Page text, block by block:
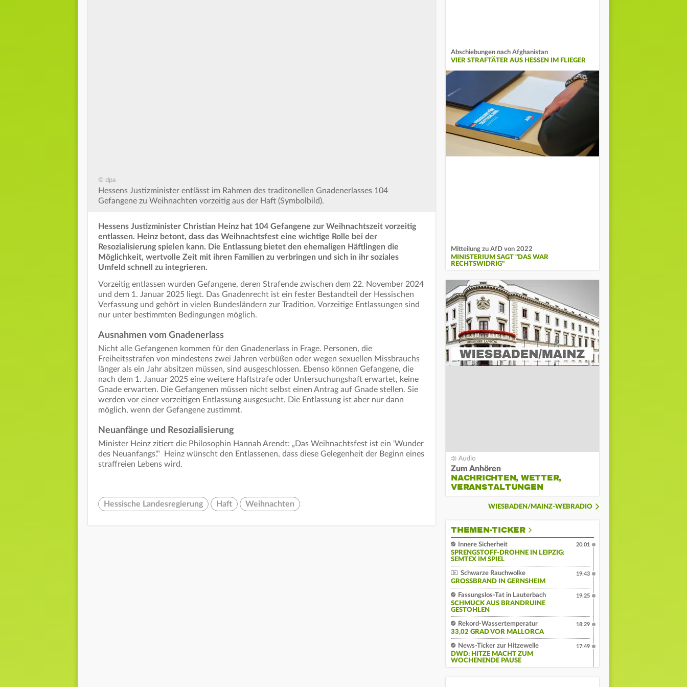
© dpa
Hessens Justizminister entlässt im Rahmen des traditonellen Gnadenerlasses 104
Gefangene zu Weihnachten vorzeitig aus der Haft (Symbolbild).
Hessens Justizminister Christian Heinz hat 104 Gefangene zur Weihnachtszeit vorzeitig
entlassen. Heinz betont, dass das Weihnachtsfest eine wichtige Rolle bei der
Resozialisierung spielen kann. Die Entlassung bietet den ehemaligen Häftlingen die
Möglichkeit, wertvolle Zeit mit ihren Familien zu verbringen und sich in ihr soziales
Umfeld schnell zu integrieren.
Vorzeitig entlassen wurden Gefangene, deren Strafende zwischen dem 22. November 2024
und dem 1. Januar 2025 liegt. Das Gnadenrecht ist ein fester Bestandteil der Hessischen
Verfassung und gehört in vielen Bundesländern zur Tradition. Vorzeitige Entlassungen sind
nur unter bestimmten Bedingungen möglich.
Ausnahmen vom Gnadenerlass
Nicht alle Gefangenen kommen für den Gnadenerlass in Frage. Personen, die
Freiheitsstrafen von mindestens zwei Jahren verbüßen oder wegen sexuellen Missbrauchs
länger als ein Jahr absitzen müssen, sind ausgeschlossen. Ebenso können Gefangene, die
nach dem 1. Januar 2025 eine weitere Haftstrafe oder Untersuchungshaft erwartet, keine
Gnade erwarten. Die Gefangenen müssen nicht selbst einen Antrag auf Gnade stellen. Sie
werden vor einer vorzeitigen Entlassung ausgesucht. Die Entlassung ist aber nur dann
möglich, wenn der Gefangene zustimmt.
Neuanfänge und Resozialisierung
Minister Heinz zitiert die Philosophin Hannah Arendt: „Das Weihnachtsfest ist ein 'Wunder
des Neuanfangs'." Heinz wünscht den Entlassenen, dass diese Gelegenheit der Beginn eines
straffreien Lebens wird.
Hessische Landesregierung Haft Weihnachten
Abschiebungen nach Afghanistan
VIER STRAFTÄTER AUS HESSEN IM FLIEGER
Mitteilung zu AfD von 2022
MINISTERIUM SAGT "DAS WAR
RECHTSWIDRIG"
Zum Anhören
NACHRICHTEN, WETTER,
VERANSTALTUNGEN
WIESBADEN/MAINZ-WEBRADIO
THEMEN-TICKER
Innere Sicherheit
SPRENGSTOFF-DROHNE IN LEIPZIG:
SEMTEX IM SPIEL
20:01
Schwarze Rauchwolke
GROSSBRAND IN GERNSHEIM
19:43
Fassungslos-Tat in Lauterbach
SCHMUCK AUS BRANDRUINE
GESTOHLEN
19:25
Rekord-Wassertemperatur
33,02 GRAD VOR MALLORCA
18:29
News-Ticker zur Hitzewelle
DWD: HITZE MACHT ZUM
WOCHENENDE PAUSE
17:49